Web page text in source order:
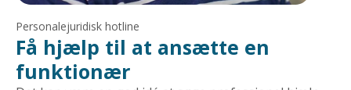
Personalejuridisk hotline
Få hjælp til at ansætte en
funktionær